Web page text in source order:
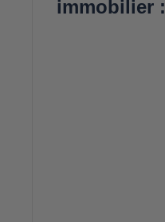
immobilier :